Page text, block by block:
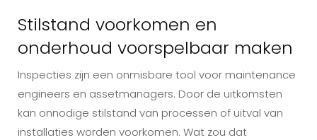
Stilstand voorkomen en
onderhoud voorspelbaar maken
Inspecties zijn een onmisbare tool voor maintenance
engineers en assetmanagers. Door de uitkomsten
kan onnodige stilstand van processen of uitval van
installaties worden voorkomen. Wat zou dat